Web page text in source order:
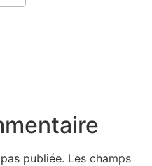
publiée. Les champs